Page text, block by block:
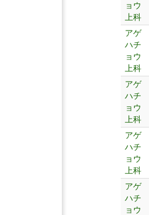
ョウ
上科
アゲ
ハチ
ョウ
上科
アゲ
ハチ
ョウ
上科
アゲ
ハチ
ョウ
上科
アゲ
ハチ
ョウ